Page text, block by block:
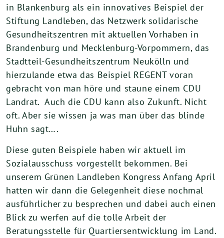
in Blankenburg als ein innovatives Beispiel der
Stiftung Landleben, das Netzwerk solidarische
Gesundheitszentren mit aktuellen Vorhaben in
Brandenburg und Mecklenburg-Vorpommern, das
Stadtteil-Gesundheitszentrum Neukölln und
hierzulande etwa das Beispiel REGENT voran
gebracht von man höre und staune einem CDU
Landrat. Auch die CDU kann also Zukunft. Nicht
oft. Aber sie wissen ja was man über das blinde
Huhn sagt….
Diese guten Beispiele haben wir aktuell im
Sozialausschuss vorgestellt bekommen. Bei
unserem Grünen Landleben Kongress Anfang April
hatten wir dann die Gelegenheit diese nochmal
ausführlicher zu besprechen und dabei auch einen
Blick zu werfen auf die tolle Arbeit der
Beratungsstelle für Quartiersentwicklung im Land.